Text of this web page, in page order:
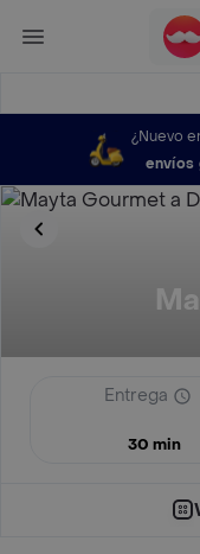
¿Nuevo
envíos
Entrega
30 min